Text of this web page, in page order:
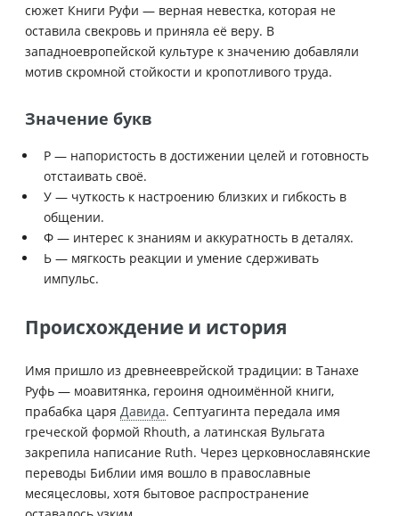
сюжет Книги Руфи — верная невестка, которая не
оставила свекровь и приняла её веру. В
западноевропейской культуре к значению добавляли
мотив скромной стойкости и кропотливого труда.
Значение букв
Р — напористость в достижении целей и готовность
отстаивать своё.
У — чуткость к настроению близких и гибкость в
общении.
Ф — интерес к знаниям и аккуратность в деталях.
Ь — мягкость реакции и умение сдерживать
импульс.
Происхождение и история
Имя пришло из древнееврейской традиции: в Танахе
Руфь — моавитянка, героиня одноимённой книги,
прабабка царя Давида. Септуагинта передала имя
греческой формой Rhouth, а латинская Вульгата
закрепила написание Ruth. Через церковнославянские
переводы Библии имя вошло в православные
месяцесловы, хотя бытовое распространение